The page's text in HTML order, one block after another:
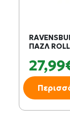
ΠΑΖΛ